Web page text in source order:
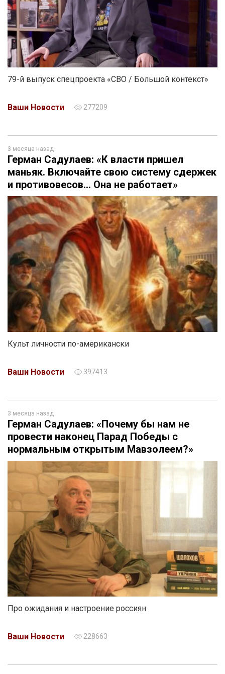
79-й выпуск спецпроекта «СВО / Большой контекст»
Ваши Новости 277209
3 месяца назад
Герман Садулаев: «К власти пришел
маньяк. Включайте свою систему сдержек
и противовесов… Она не работает»
Культ личности по-американски
Ваши Новости 397413
3 месяца назад
Герман Садулаев: «Почему бы нам не
провести наконец Парад Победы с
нормальным открытым Мавзолеем?»
Про ожидания и настроение россиян
Ваши Новости 228663